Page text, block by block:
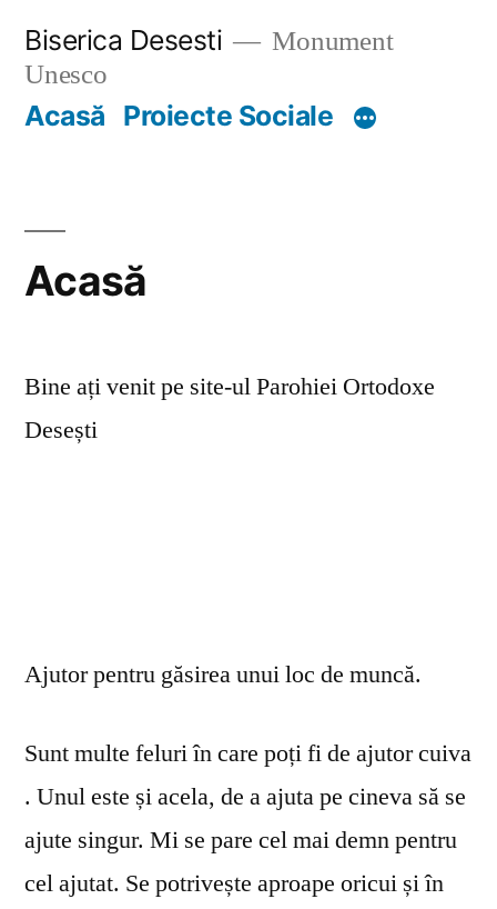
content
Biserica Desesti
Monument
Unesco
Acasă Proiecte Sociale
Acasă
Bine ați venit pe site-ul Parohiei Ortodoxe
Desești
Ajutor pentru găsirea unui loc de muncă.
Sunt multe feluri în care poți fi de ajutor cuiva
. Unul este și acela, de a ajuta pe cineva să se
ajute singur. Mi se pare cel mai demn pentru
cel ajutat. Se potrivește aproape oricui și în